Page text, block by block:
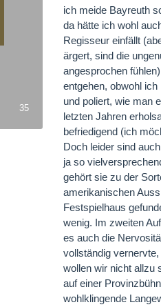
35
ich meide Bayreuth
da hätte ich wohl
Regisseur einfällt
ärgert, sind die
angesprochen
entgehen, obwohl
und poliert, wie man
letzten Jahren
befriedigend (ich
Doch leider sind
ja so
gehört sie zu der
amerikanischen
Festspielhaus
wenig. Im zweiten
es auch die
vollständig
wollen wir nicht allzu
auf einer
wohlklingende